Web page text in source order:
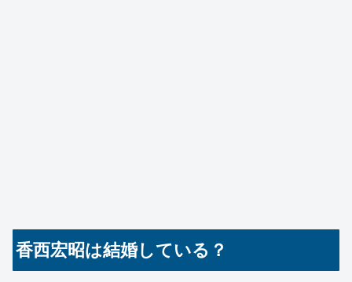
香西宏昭は結婚している？